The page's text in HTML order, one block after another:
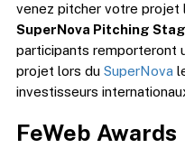
venez pitcher votre projet
SuperNova Pitching
participants remporteront
projet lors du SuperNova
investisseurs
FeWeb Awards